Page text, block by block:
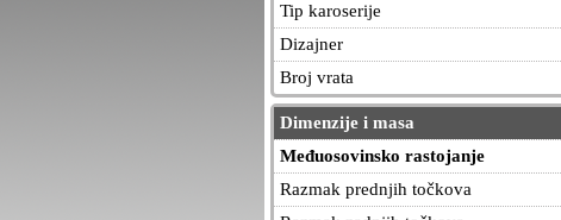
Tip karoserije
Dizajner
Broj vrata
Dimenzije i masa
Međuosovinsko rastojanje
Razmak prednjih točkova